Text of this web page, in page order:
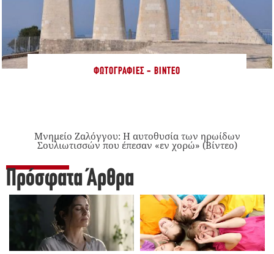
ΦΩΤΟΓΡΑΦΊΕΣ - ΒΊΝΤΕΟ
Μνημείο Ζαλόγγου: Η αυτοθυσία των ηρωίδων
Σουλιωτισσών που έπεσαν «εν χορώ» (Βίντεο)
Πρόσφατα Άρθρα